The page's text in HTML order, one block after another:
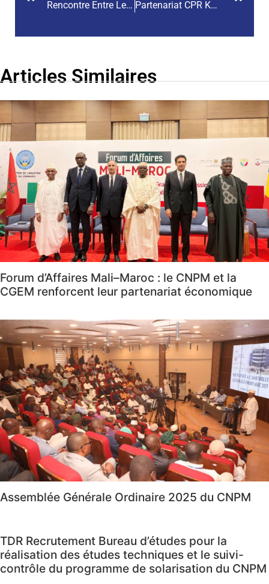
Rencontre Entre Le Président Du CNPM Et Le Secrétaire Général M. Roberto Suarez-Santos De L’OIE À Genève
Partenariat CPR Kayes Et La Société Civile De Kayes
Articles Similaires
Forum d’Affaires Mali–Maroc : le CNPM et la
CGEM renforcent leur partenariat économique
Assemblée Générale Ordinaire 2025 du CNPM
TDR Recrutement Bureau d’études pour la
réalisation des études techniques et le suivi-
contrôle du programme de solarisation du CNPM